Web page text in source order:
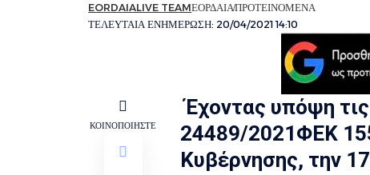
ΤΕΛΕΥΤΑΙΑ ΕΝΗΜΕΡΩΣΗ: 20/04/2021 14:10
EORDAIALIVE TEAMΕΟΡΔΑΙΑΠΡΟΤΕΙΝΟΜΕΝΑ
ΚΟΙΝΟΠΟΙΗΣΤΕ
Έχοντας υπόψη
24489/2021ΦΕΚ
Κυβέρνησης, την